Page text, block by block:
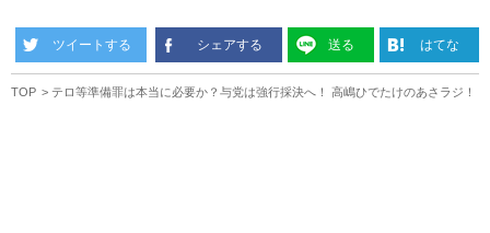
ツイートする シェアする 送る はてな
TOP テロ等準備罪は本当に必要か？与党は強行採決へ！ 高嶋ひでたけのあさラジ！